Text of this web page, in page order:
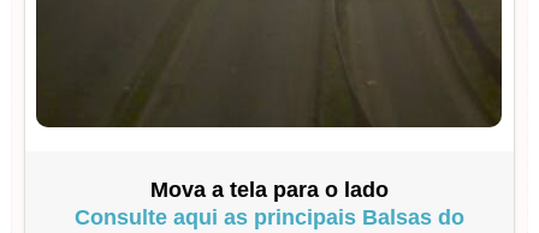
Mova a tela para o lado
Consulte aqui as principais Balsas do